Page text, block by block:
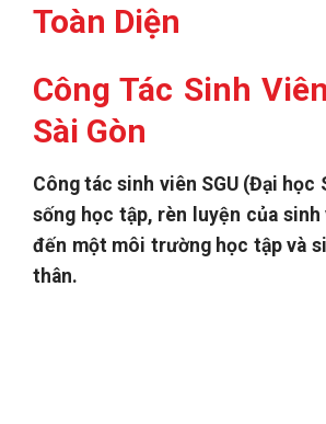
Toàn Diện
Công Tác Sinh
Sài Gòn
Công tác sinh viên SGU (Đại
sống học tập, rèn luyện của
đến một môi trường học tập và
thân.